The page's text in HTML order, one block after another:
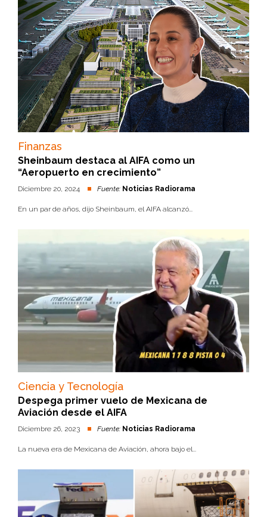
Finanzas
Sheinbaum destaca al AIFA como un
“Aeropuerto en crecimiento”
Diciembre 20, 2024 Fuente: Noticias Radiorama
En un par de años, dijo Sheinbaum, el AIFA alcanzó...
Ciencia y Tecnología
Despega primer vuelo de Mexicana de
Aviación desde el AIFA
Diciembre 26, 2023 Fuente: Noticias Radiorama
La nueva era de Mexicana de Aviación, ahora bajo el...